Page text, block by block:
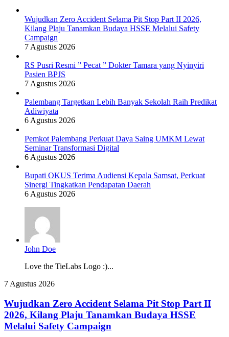
Wujudkan Zero Accident Selama Pit Stop Part II 2026,
Kilang Plaju Tanamkan Budaya HSSE Melalui Safety
Campaign
7 Agustus 2026
RS Pusri Resmi ” Pecat ” Dokter Tamara yang Nyinyiri
Pasien BPJS
7 Agustus 2026
Palembang Targetkan Lebih Banyak Sekolah Raih Predikat
Adiwiyata
6 Agustus 2026
Pemkot Palembang Perkuat Daya Saing UMKM Lewat
Seminar Transformasi Digital
6 Agustus 2026
Bupati OKUS Terima Audiensi Kepala Samsat, Perkuat
Sinergi Tingkatkan Pendapatan Daerah
6 Agustus 2026
John Doe
Love the TieLabs Logo :)...
Wujudkan
Accident
Selama
Pit
Stop
7 Agustus 2026
Wujudkan Zero Accident Selama Pit Stop Part II
2026, Kilang Plaju Tanamkan Budaya HSSE
Melalui Safety Campaign